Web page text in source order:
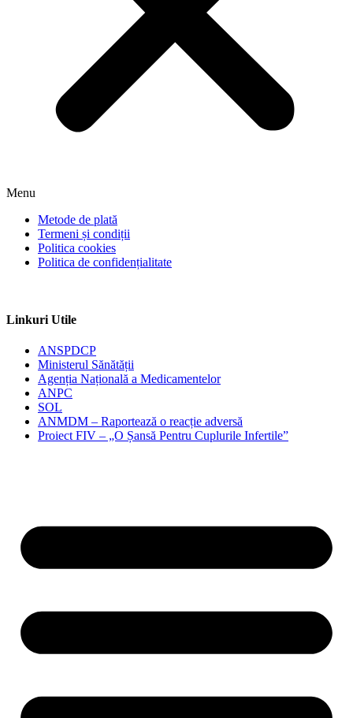
Menu
Metode de plată
Termeni și condiții
Politica cookies
Politica de confidențialitate
Linkuri Utile
ANSPDCP
Ministerul Sănătății
Agenția Națională a Medicamentelor
ANPC
SOL
ANMDM – Raportează o reacție adversă
Proiect FIV – „O Șansă Pentru Cuplurile Infertile”